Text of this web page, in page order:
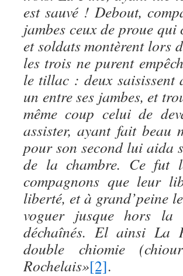
est sauvé ! Debout,
jambes ceux de proue
et soldats montèrent lors
les trois ne purent
le tillac : deux saisissent
un entre ses jambes, et
même coup celui de
assister, ayant fait beau
pour son second lui aida
de la chambre. Ce fut
compagnons que leur
liberté, et à grand’peine
voguer jusque hors
déchaînés. El ainsi La
double chiomie
Rochelais»[2].